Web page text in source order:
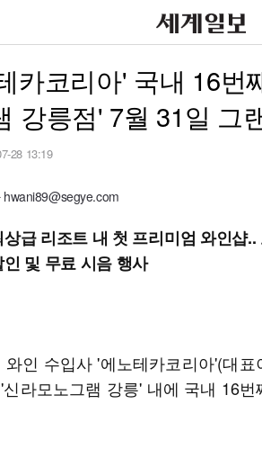
카코리아' 국내 16번
강릉점' 7월 31일 그
28 13:19
급 리조트 내 첫 프리미엄 와인샵
및 무료 시음 행사
와인 수입사 '에노테카코리아'(대
라모노그램 강릉' 내에 국내 16